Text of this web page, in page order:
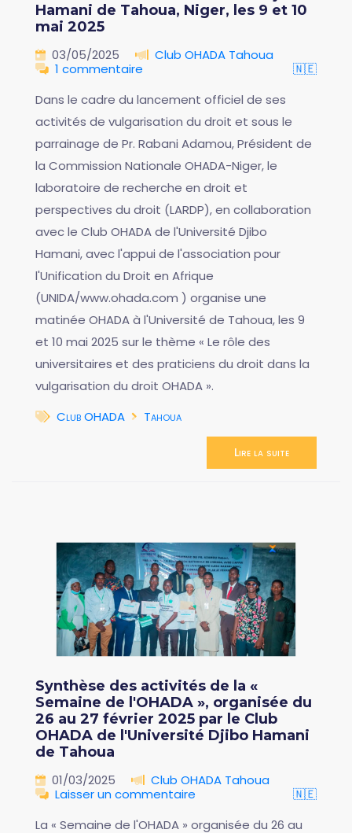
Hamani de Tahoua, Niger, les 9 et 10
mai 2025
03/05/2025
Club OHADA Tahoua
1 commentaire
🇳🇪
Dans le cadre du lancement officiel de ses
activités de vulgarisation du droit et sous le
parrainage de Pr. Rabani Adamou, Président de
la Commission Nationale OHADA-Niger, le
laboratoire de recherche en droit et
perspectives du droit (LARDP), en collaboration
avec le Club OHADA de l'Université Djibo
Hamani, avec l'appui de l'association pour
l'Unification du Droit en Afrique
(UNIDA/www.ohada.com ) organise une
matinée OHADA à l'Université de Tahoua, les 9
et 10 mai 2025 sur le thème « Le rôle des
universitaires et des praticiens du droit dans la
vulgarisation du droit OHADA ».
Club OHADA
Tahoua
Lire la suite
Synthèse des activités de la «
Semaine de l'OHADA », organisée du
26 au 27 février 2025 par le Club
OHADA de l'Université Djibo Hamani
de Tahoua
01/03/2025
Club OHADA Tahoua
Laisser un commentaire
🇳🇪
La « Semaine de l'OHADA » organisée du 26 au